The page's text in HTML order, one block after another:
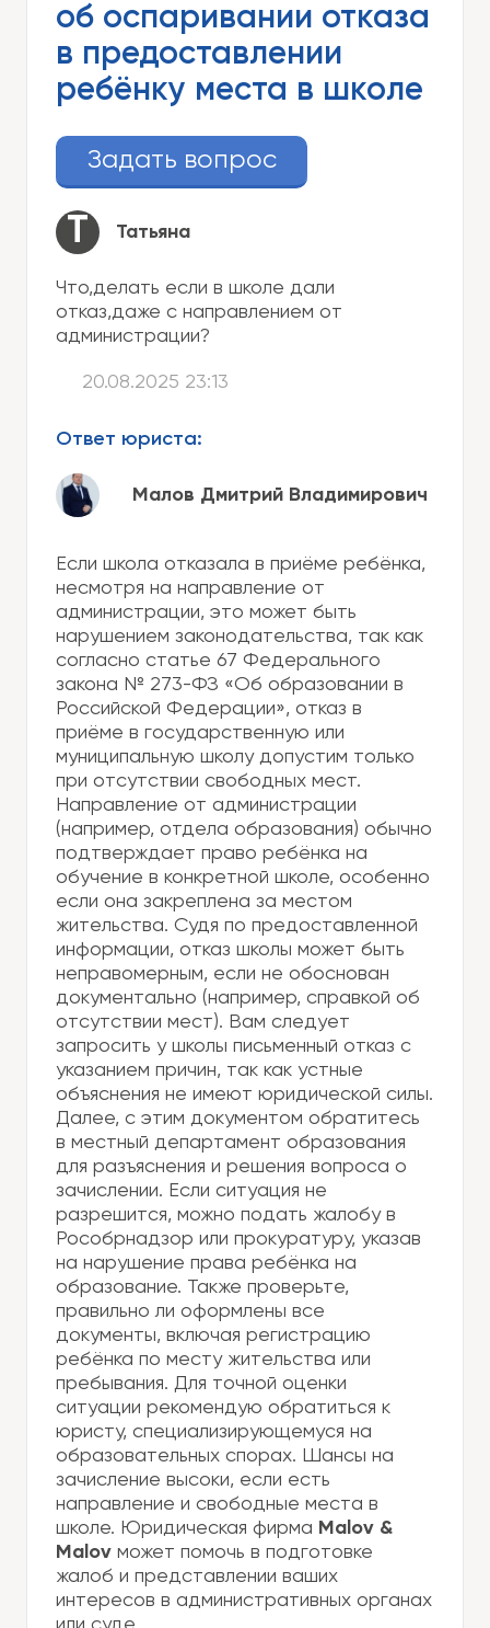
об оспаривании отказа
в предоставлении
ребёнку места в школе
Задать вопрос
Т Татьяна
Что,делать если в школе дали
отказ,даже с направлением от
администрации?
20.08.2025 23:13
Ответ юриста:
Малов Дмитрий Владимирович
Если школа отказала в приёме ребёнка,
несмотря на направление от
администрации, это может быть
нарушением законодательства, так как
согласно статье 67 Федерального
закона № 273-ФЗ «Об образовании в
Российской Федерации», отказ в
приёме в государственную или
муниципальную школу допустим только
при отсутствии свободных мест.
Направление от администрации
(например, отдела образования) обычно
подтверждает право ребёнка на
обучение в конкретной школе, особенно
если она закреплена за местом
жительства. Судя по предоставленной
информации, отказ школы может быть
неправомерным, если не обоснован
документально (например, справкой об
отсутствии мест). Вам следует
запросить у школы письменный отказ с
указанием причин, так как устные
объяснения не имеют юридической силы.
Далее, с этим документом обратитесь
в местный департамент образования
для разъяснения и решения вопроса о
зачислении. Если ситуация не
разрешится, можно подать жалобу в
Рособрнадзор или прокуратуру, указав
на нарушение права ребёнка на
образование. Также проверьте,
правильно ли оформлены все
документы, включая регистрацию
ребёнка по месту жительства или
пребывания. Для точной оценки
ситуации рекомендую обратиться к
юристу, специализирующемуся на
образовательных спорах. Шансы на
зачисление высоки, если есть
направление и свободные места в
школе. Юридическая фирма Malov &
Malov может помочь в подготовке
жалоб и представлении ваших
интересов в административных органах